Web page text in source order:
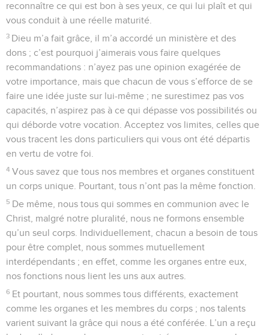
reconnaître ce qui est bon à ses yeux, ce qui lui plaît et qui
vous conduit à une réelle maturité.
3 Dieu m’a fait grâce, il m’a accordé un ministère et des
dons ; c’est pourquoi j’aimerais vous faire quelques
recommandations : n’ayez pas une opinion exagérée de
votre importance, mais que chacun de vous s’efforce de se
faire une idée juste sur lui-même ; ne surestimez pas vos
capacités, n’aspirez pas à ce qui dépasse vos possibilités ou
qui déborde votre vocation. Acceptez vos limites, celles que
vous tracent les dons particuliers qui vous ont été départis
en vertu de votre foi.
4 Vous savez que tous nos membres et organes constituent
un corps unique. Pourtant, tous n’ont pas la même fonction.
5 De même, nous tous qui sommes en communion avec le
Christ, malgré notre pluralité, nous ne formons ensemble
qu’un seul corps. Individuellement, chacun a besoin de tous
pour être complet, nous sommes mutuellement
interdépendants ; en effet, comme les organes entre eux,
nos fonctions nous lient les uns aux autres.
6 Et pourtant, nous sommes tous différents, exactement
comme les organes et les membres du corps ; nos talents
varient suivant la grâce qui nous a été conférée. L’un a reçu